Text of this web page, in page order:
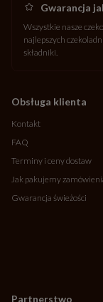
Gwarancja
Wszystkie nasze
najlepszych
składniki.
Obsługa klienta
Kontakt
FAQ
Terminy i ceny dostaw
Jak pakujemy
Gwarancja świeżości
Partnerstwo